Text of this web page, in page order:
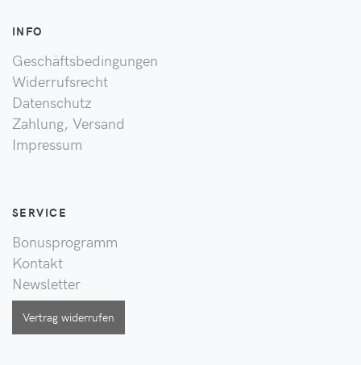
INFO
Geschäftsbedingungen
Widerrufsrecht
Datenschutz
Zahlung, Versand
Impressum
SERVICE
Bonusprogramm
Kontakt
Newsletter
Vertrag widerrufen